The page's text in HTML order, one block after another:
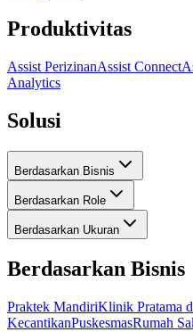
Produktivitas
Assist PerizinanAssist Connect
Analytics
Solusi
Berdasarkan Bisnis
Berdasarkan Role
Berdasarkan Ukuran
Berdasarkan Bisnis
Praktek MandiriKlinik Pratama
KecantikanPuskesmasRumah